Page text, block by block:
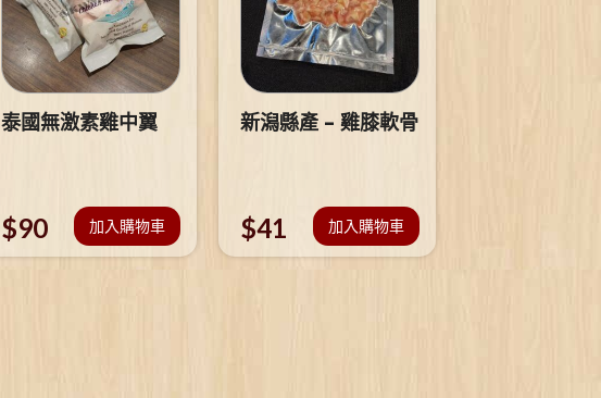
泰國無激素雞中翼
$90 加入購物車
新潟縣產 – 雞膝軟骨
$41 加入購物車